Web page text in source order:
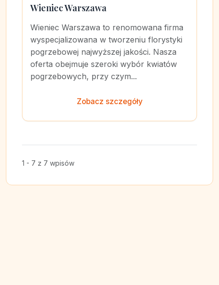
Wieniec Warszawa
Wieniec Warszawa to renomowana firma
wyspecjalizowana w tworzeniu florystyki
pogrzebowej najwyższej jakości. Nasza
oferta obejmuje szeroki wybór kwiatów
pogrzebowych, przy czym...
Zobacz szczegóły
1 - 7 z 7 wpisów